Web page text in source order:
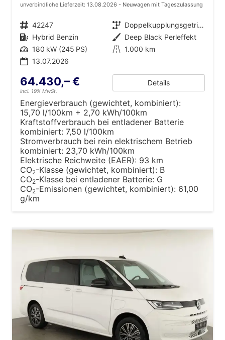
unverbindliche Lieferzeit: 13.08.2026 Neuwagen mit Tageszulassung
Fahrzeugnr. 42247 Getriebe
Doppelkupplungsgetriebe (DSG)
Kraftstoff Hybrid Benzin Außenfarbe Deep Black Perleffekt
Leistung 180 kW (245 PS) Kilometerstand 1.000 km
13.07.2026
64.430,– €
incl. 19% MwSt.
Details
Energieverbrauch (gewichtet, kombiniert):
15,70 l/100km + 2,70 kWh/100km
Kraftstoffverbrauch bei entladener Batterie
kombiniert: 7,50 l/100km
Stromverbrauch bei rein elektrischem Betrieb
kombiniert: 23,70 kWh/100km
Elektrische Reichweite (EAER): 93 km
CO2-Klasse (gewichtet, kombiniert): B
CO2-Klasse bei entladener Batterie: G
CO2-Emissionen (gewichtet, kombiniert): 61,00
g/km